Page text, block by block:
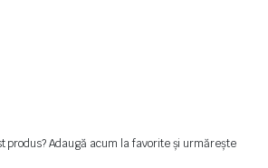
produs? Adaugă acum la favorite și urmărește